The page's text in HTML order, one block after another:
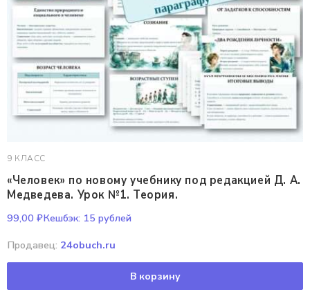
9 КЛАСС
«Человек» по новому учебнику под редакцией Д. А.
Медведева. Урок №1. Теория.
99,00 ₽Кешбэк: 15 рублей
Продавец: 24obuch.ru
В корзину